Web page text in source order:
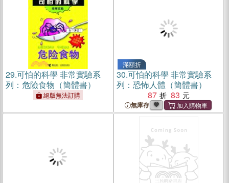
29.可怕的科學 非常實驗系
列：危險食物（簡體書）
絕版無法訂購
滿額折
30.可怕的科學 非常實驗系
列：恐怖人體（簡體書）
87
83
無庫存